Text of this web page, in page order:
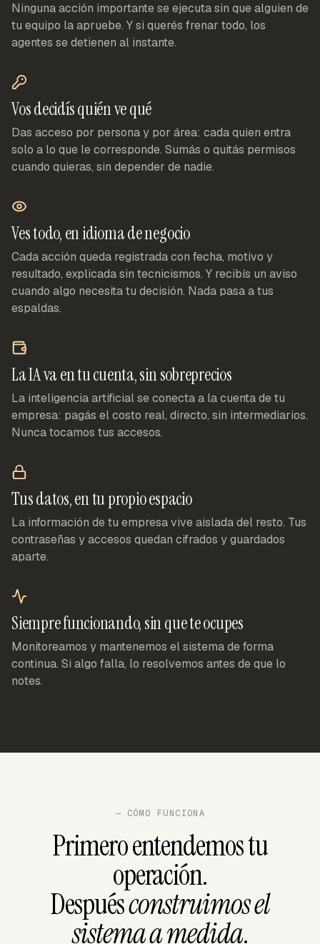
Ninguna acción importante se ejecuta sin que alguien de
tu equipo la apruebe. Y si querés frenar todo, los
agentes se detienen al instante.
Vos decidís quién ve qué
Das acceso por persona y por área: cada quien entra
solo a lo que le corresponde. Sumás o quitás permisos
cuando quieras, sin depender de nadie.
Ves todo, en idioma de negocio
Cada acción queda registrada con fecha, motivo y
resultado, explicada sin tecnicismos. Y recibís un aviso
cuando algo necesita tu decisión. Nada pasa a tus
espaldas.
La IA va en tu cuenta, sin sobreprecios
La inteligencia artificial se conecta a la cuenta de tu
empresa: pagás el costo real, directo, sin intermediarios.
Nunca tocamos tus accesos.
Tus datos, en tu propio espacio
La información de tu empresa vive aislada del resto. Tus
contraseñas y accesos quedan cifrados y guardados
aparte.
Siempre funcionando, sin que te ocupes
Monitoreamos y mantenemos el sistema de forma
continua. Si algo falla, lo resolvemos antes de que lo
notes.
— CÓMO FUNCIONA
Primero entendemos tu
operación.
Despuésconstruimos el
sistema a medida.